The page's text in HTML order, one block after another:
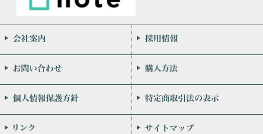
会社案内
お問い合わせ
個人情報保護方針
リンク